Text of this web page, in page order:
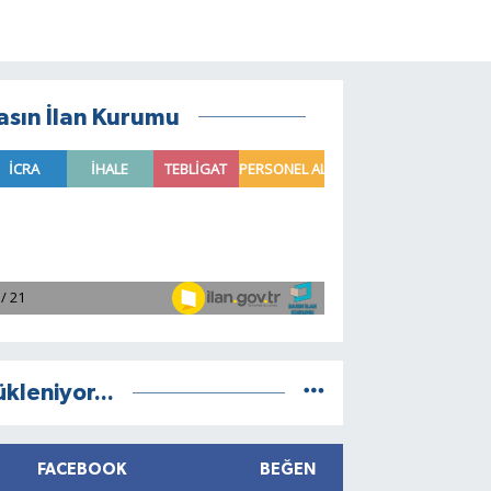
İlan Kurumu
FACEBOOK BEĞEN